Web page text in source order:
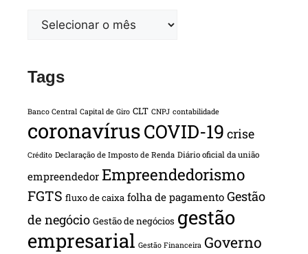
Tags
Banco Central Capital de Giro CLT CNPJ contabilidade
coronavírusCOVID-19 crise
Crédito Declaração de Imposto de Renda Diário oficial da união
empreendedor Empreendedorismo
FGTS fluxo de caixa folha de pagamento Gestão
de negócio Gestão de negócios gestão
empresarial Gestão Financeira Governo